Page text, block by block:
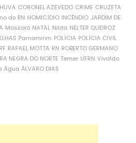
CORONEL AZEVEDO CRIME CRUZETA
do RN HOMICÍDIO INCÊNDIO JARDIM DE
Mossoró NATAL Nilda NÉLTER QUEIROZ
Parnamirim POLÍCIA POLÍCIA CIVIL
RAFAEL MOTTA RN ROBERTO GERMANO
NEGRA DO NORTE Temer UFRN Vivaldo
Água ÁLVARO DIAS